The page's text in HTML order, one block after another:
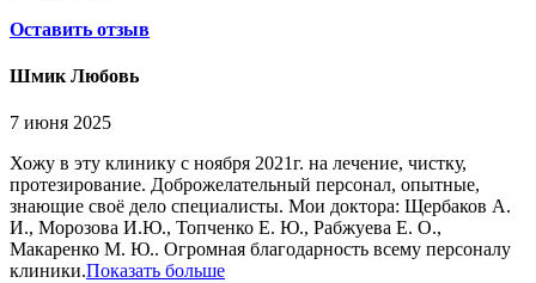
Оставить отзыв
Шмик Любовь
7 июня 2025
Хожу в эту клинику с ноября 2021г. на лечение, чистку,
протезирование. Доброжелательный персонал, опытные,
знающие своё дело специалисты. Мои доктора: Щербаков А.
И., Морозова И.Ю., Топченко Е. Ю., Рабжуева Е. О.,
Макаренко М. Ю.. Огромная благодарность всему персоналу
клиники.Показать больше